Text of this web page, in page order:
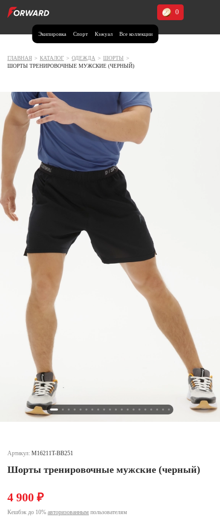
Экипировка Спорт Кэжуал Все коллекции
0
Москва и МО
Дагестан (2)
Иркутская область (2)
Калининградская область (1)
Кемеровская область (2)
Краснодарский край (5)
Красноярский край (5)
Курская область (1)
Москва и МО (14)
Нижегородская область (1)
Новосибирская область (3)
Омская область (5)
Республика Башкортостан (3)
Республика Крым (1)
Республика Татарстан (2)
Ростовская область (2)
Самарская область (1)
Санкт-Петербург и ЛО (3)
Саратовская область (1)
Свердловская область (5)
Северная Осетия (2)
Смоленская область (1)
Ставропольский край (5)
Томская область (1)
Тульская область (1)
Тюменская область (3)
ГЛАВНАЯ > КАТАЛОГ > ОДЕЖДА > ШОРТЫ >
ШОРТЫ ТРЕНИРОВОЧНЫЕ МУЖСКИЕ (ЧЕРНЫЙ)
Артикул: M16211T-BB251
Шорты тренировочные мужские (черный)
4 900 ₽
Кешбэк до 10% авторизованным пользователям